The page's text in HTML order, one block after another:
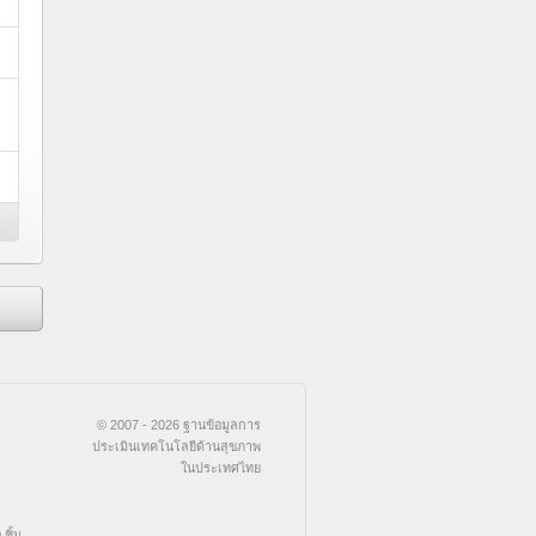
© 2007 - 2026 ฐานข้อมูลการ
ประเมินเทคโนโลยีด้านสุขภาพ
ในประเทศไทย